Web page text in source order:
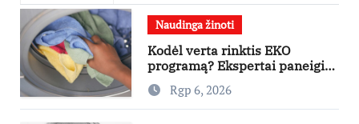
Naudinga žinoti
Kodėl verta rinktis EKO
programą? Ekspertai paneigia
dažniausius mitus
Rgp 6, 2026